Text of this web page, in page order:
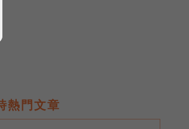
熱門文章